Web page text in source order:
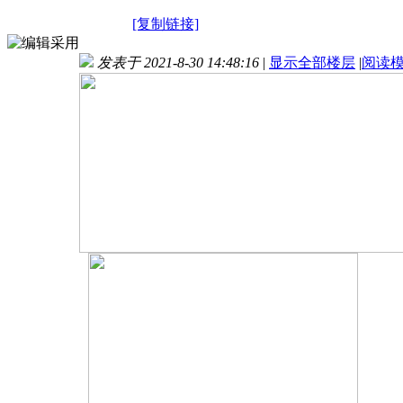
[复制链接]
发表于 2021-8-30 14:48:16 | 显示全部楼层 |阅读